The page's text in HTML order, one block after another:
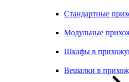
Стандартные
Модульные
Шкафы в
Вешалки в